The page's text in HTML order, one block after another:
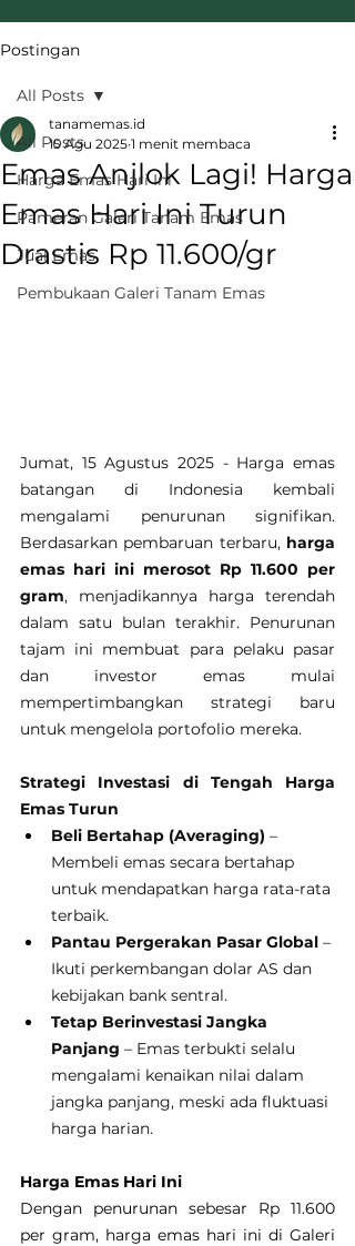
Postingan
All Posts
Harga Emas Hari Ini
Pameran Galeri Tanam Emas
Jual Emas
Pembukaan Galeri Tanam Emas
All Posts
Emas Anjlok Lagi! Harga
Emas Hari Ini Turun
Drastis Rp 11.600/gr
tanamemas.id
15 Agu 2025 1 menit membaca
Jumat, 15 Agustus 2025 - Harga emas
batangan di Indonesia kembali
mengalami penurunan signifikan.
Berdasarkan pembaruan terbaru, harga
emas hari ini merosot Rp 11.600 per
gram, menjadikannya harga terendah
dalam satu bulan terakhir. Penurunan
tajam ini membuat para pelaku pasar
dan investor emas mulai
mempertimbangkan strategi baru
untuk mengelola portofolio mereka.
Strategi Investasi di Tengah Harga
Emas Turun
Beli Bertahap (Averaging) –
Membeli emas secara bertahap
untuk mendapatkan harga rata-rata
terbaik.
Pantau Pergerakan Pasar Global –
Ikuti perkembangan dolar AS dan
kebijakan bank sentral.
Tetap Berinvestasi Jangka
Panjang – Emas terbukti selalu
mengalami kenaikan nilai dalam
jangka panjang, meski ada fluktuasi
harga harian.
Harga Emas Hari Ini
Dengan penurunan sebesar Rp 11.600
per gram, harga emas hari ini di Galeri